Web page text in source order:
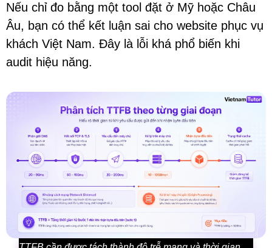
Nếu chỉ đo bằng một tool đặt ở Mỹ hoặc Châu
Âu, bạn có thể kết luận sai cho website phục vụ
khách Việt Nam. Đây là lỗi khá phổ biến khi
audit hiệu năng.